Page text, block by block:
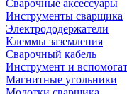
Сварочные аксессуары
Инструменты сварщика
Электрододержатели
Клеммы заземления
Сварочный кабель
Инструмент и
Магнитные угольники